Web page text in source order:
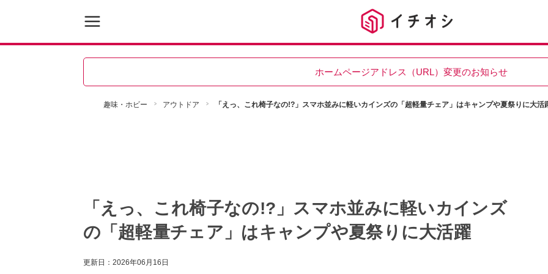
ホームページアドレス（URL）変更のお知らせ
趣味・ホビー アウトドア 「えっ、これ椅子なの!?」スマホ並みに軽いカインズの「超軽量チェア」はキャンプや夏祭りに大活
「えっ、これ椅子なの!?」スマホ並みに軽いカインズ
の「超軽量チェア」はキャンプや夏祭りに大活躍
更新日： 2026年06月16日